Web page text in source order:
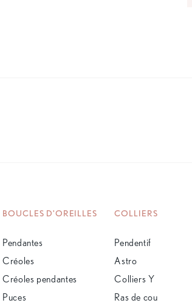
BOUCLES D'OREILLES
Pendantes
Créoles
Créoles pendantes
Puces
COLLIERS
Pendentif
Astro
Colliers Y
Ras de cou